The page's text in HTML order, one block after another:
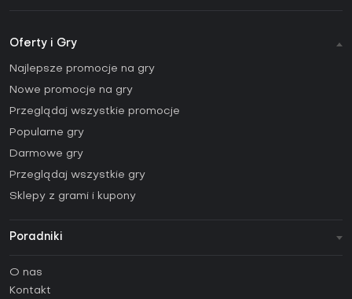
Oferty i Gry
Najlepsze promocje na gry
Nowe promocje na gry
Przeglądaj wszystkie promocje
Popularne gry
Darmowe gry
Przeglądaj wszystkie gry
Sklepy z grami i kupony
Poradniki
Poradniki
O nas
Kontakt